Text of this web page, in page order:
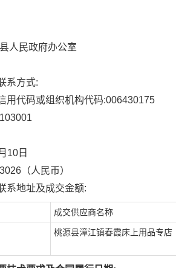
人民政府办公室
系方式:
用代码或组织机构代码:006430175
103001
10日
3026 （人民币）
系地址及成交金额:
成交供应商名称
桃源县漳江镇春霞床上用品专店